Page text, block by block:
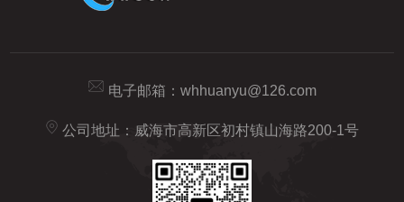
电子邮箱： whhuanyu@126.com
公司地址：威海市高新区初村镇山海路200-1号